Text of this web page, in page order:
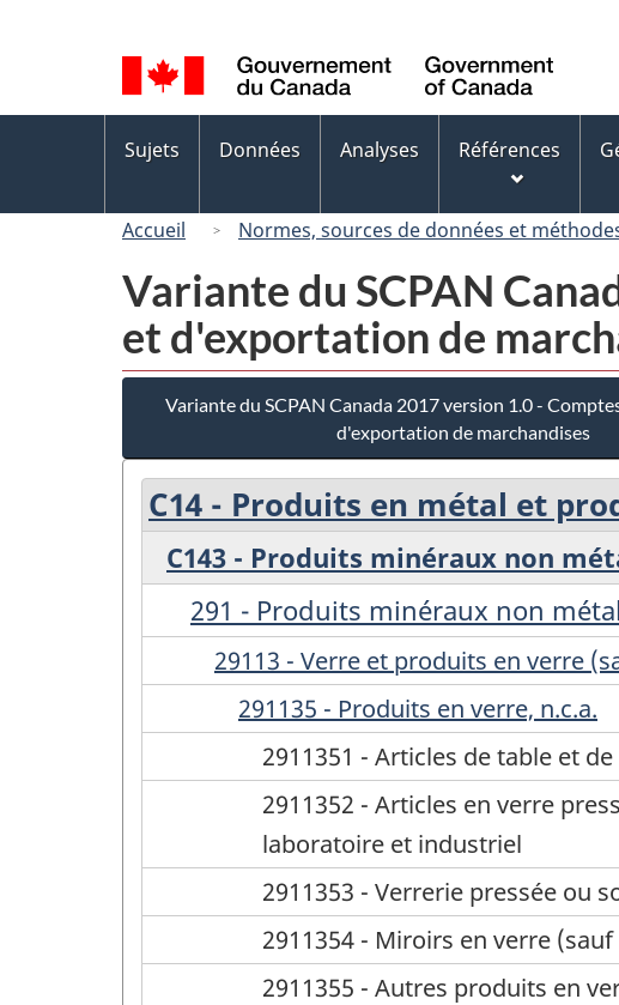
de
la
langue
des
Sujets Données Analyses Références
Accueil Normes, sources de données et
Variante du SCPAN
et d'exportation de
Variante du SCPAN Canada 2017 version 1.0 -
d'exportation de marchandises
C14 - Produits en métal et
C143 - Produits minéraux non
291 - Produits minéraux non
29113 - Verre et produits en verre
291135 - Produits en verre, n.c.a.
2911351 - Articles de table et
2911352 - Articles en verre
laboratoire et industriel
2911353 - Verrerie pressée ou
2911354 - Miroirs en verre
2911355 - Autres produits en